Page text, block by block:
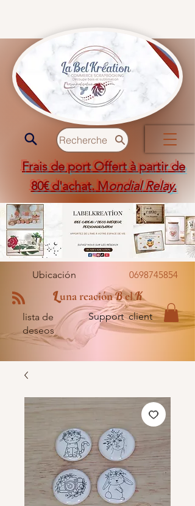
Recherche
Frais de port Offert à partir de
80€ d'achat. Mondial Relay.
Ubicación 0698745854
Luna reaciónBelK
lista de
deseos
Support client